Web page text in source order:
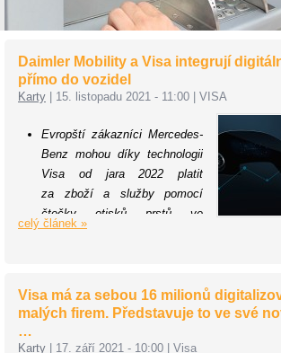
Daimler Mobility a Visa integrují
přímo do vozidel
Karty 15. listopadu 2021 - 11:00 VISA
Evropští zákazníci Mercedes-
Benz mohou díky technologii
Visa od jara 2022 platit
za zboží a služby pomocí
čtečky otisků prstů ve
vozidlech.
využívající dvoufaktorové
ověřování.
Společnosti Visa a Daimler Mobility
celý článek »
Visa má za sebou 16 milionů
malých firem. Představuje to ve své
…
Karty 17. září 2021 - 10:00 Visa